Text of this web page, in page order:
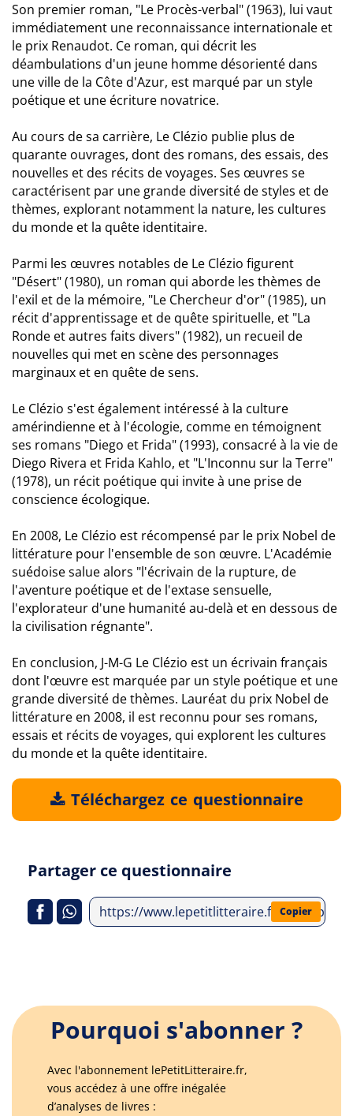
Son premier roman, "Le Procès-verbal" (1963), lui vaut
immédiatement une reconnaissance internationale et
le prix Renaudot. Ce roman, qui décrit les
déambulations d'un jeune homme désorienté dans
une ville de la Côte d'Azur, est marqué par un style
poétique et une écriture novatrice.
Au cours de sa carrière, Le Clézio publie plus de
quarante ouvrages, dont des romans, des essais, des
nouvelles et des récits de voyages. Ses œuvres se
caractérisent par une grande diversité de styles et de
thèmes, explorant notamment la nature, les cultures
du monde et la quête identitaire.
Parmi les œuvres notables de Le Clézio figurent
"Désert" (1980), un roman qui aborde les thèmes de
l'exil et de la mémoire, "Le Chercheur d'or" (1985), un
récit d'apprentissage et de quête spirituelle, et "La
Ronde et autres faits divers" (1982), un recueil de
nouvelles qui met en scène des personnages
marginaux et en quête de sens.
Le Clézio s'est également intéressé à la culture
amérindienne et à l'écologie, comme en témoignent
ses romans "Diego et Frida" (1993), consacré à la vie de
Diego Rivera et Frida Kahlo, et "L'Inconnu sur la Terre"
(1978), un récit poétique qui invite à une prise de
conscience écologique.
En 2008, Le Clézio est récompensé par le prix Nobel de
littérature pour l'ensemble de son œuvre. L'Académie
suédoise salue alors "l'écrivain de la rupture, de
l'aventure poétique et de l'extase sensuelle,
l'explorateur d'une humanité au-delà et en dessous de
la civilisation régnante".
En conclusion, J-M-G Le Clézio est un écrivain français
dont l'œuvre est marquée par un style poétique et une
grande diversité de thèmes. Lauréat du prix Nobel de
littérature en 2008, il est reconnu pour ses romans,
essais et récits de voyages, qui explorent les cultures
du monde et la quête identitaire.
Téléchargez ce questionnaire
Partager ce questionnaire
https://www.lepetitlitteraire.fr/index.php/
Copier
Pourquoi s'abonner ?
Avec l'abonnement lePetitLitteraire.fr,
vous accédez à une offre inégalée
d’analyses de livres :